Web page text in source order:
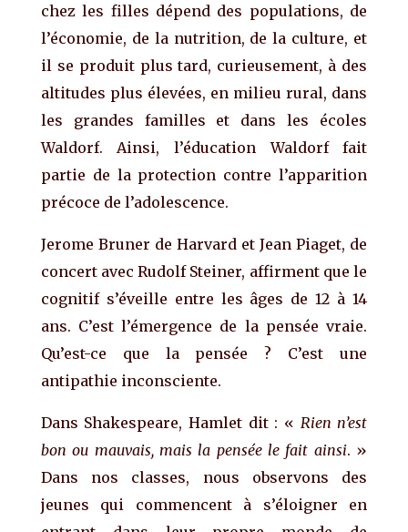
chez les filles dépend des populations, de
l’économie, de la nutrition, de la culture, et
il se produit plus tard, curieusement, à des
altitudes plus élevées, en milieu rural, dans
les grandes familles et dans les écoles
Waldorf. Ainsi, l’éducation Waldorf fait
partie de la protection contre l’apparition
précoce de l’adolescence.
Jerome Bruner de Harvard et Jean Piaget, de
concert avec Rudolf Steiner, affirment que le
cognitif s’éveille entre les âges de 12 à 14
ans. C’est l’émergence de la pensée vraie.
Qu’est-ce que la pensée ? C’est une
antipathie inconsciente.
Dans Shakespeare, Hamlet dit : « Rien n’est
bon ou mauvais, mais la pensée le fait ainsi. »
Dans nos classes, nous observons des
jeunes qui commencent à s’éloigner en